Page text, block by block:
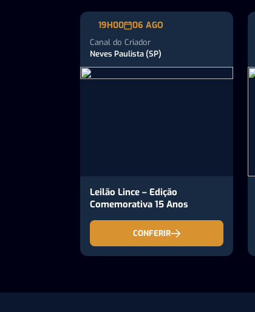
19H00 06 AGO
Canal do Criador
Neves Paulista (SP)
Leilão Lince – Edição
Comemorativa 15 Anos
CONFERIR